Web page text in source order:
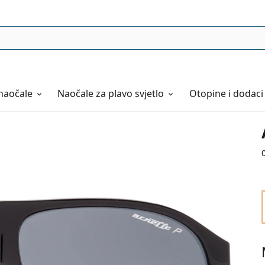
Naočaleza plavo svjetlo Otopine i dodaci